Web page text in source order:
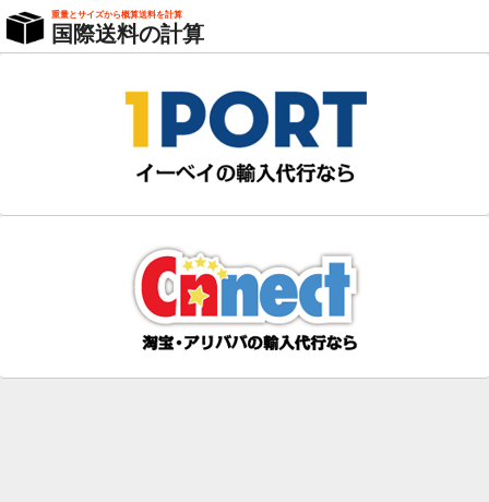
重量とサイズから概算送料を計算
国際送料の計算